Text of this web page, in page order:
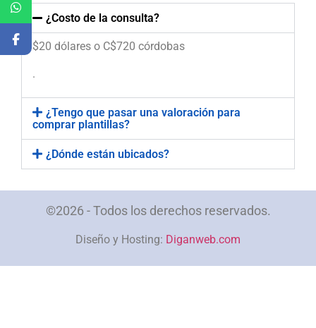
¿Costo de la consulta?
$20 dólares o C$720 córdobas
.
¿Tengo que pasar una valoración para
comprar plantillas?
¿Dónde están ubicados?
©2026 - Todos los derechos reservados.
Diseño y Hosting: Diganweb.com